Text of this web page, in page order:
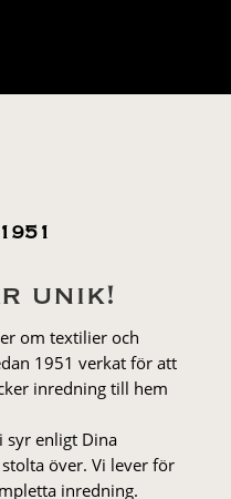
unik!
om textilier och
1951 verkat för att
inredning till hem
syr enligt Dina
över. Vi lever för
inredning.